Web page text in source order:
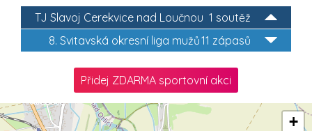
1 soutěž
TJ Slavoj Cerekvice nad Loučnou
11 zápasů
8. Svitavská okresní liga mužů
Přidej ZDARMA sportovní akci
+